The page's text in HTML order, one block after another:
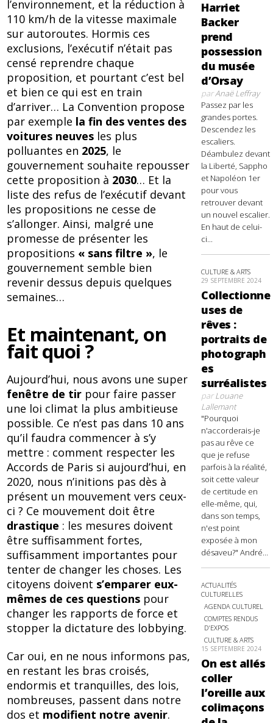
l’environnement, et la réduction à
110 km/h de la vitesse maximale
sur autoroutes. Hormis ces
exclusions, l’exécutif n’était pas
censé reprendre chaque
proposition, et pourtant c’est bel
et bien ce qui est en train
d’arriver… La Convention propose
par exemple la fin des ventes des
voitures neuves les plus
polluantes en 2025, le
gouvernement souhaite repousser
cette proposition à 2030… Et la
liste des refus de l’exécutif devant
les propositions ne cesse de
s’allonger. Ainsi, malgré une
promesse de présenter les
propositions « sans filtre », le
gouvernement semble bien
revenir dessus depuis quelques
semaines…
Et maintenant, on
fait quoi ?
Aujourd’hui, nous avons une super
fenêtre de tir pour faire passer
une loi climat la plus ambitieuse
possible. Ce n’est pas dans 10 ans
qu’il faudra commencer à s’y
mettre : comment respecter les
Accords de Paris si aujourd’hui, en
2020, nous n’initions pas dès à
présent un mouvement vers ceux-
ci ? Ce mouvement doit être
drastique : les mesures doivent
être suffisamment fortes,
suffisamment importantes pour
tenter de changer les choses. Les
citoyens doivent s’emparer eux-
mêmes de ces questions pour
changer les rapports de force et
stopper la dictature des lobbying.
Car oui, en ne nous informons pas,
en restant les bras croisés,
endormis et tranquilles, des lois,
nombreuses, passent dans notre
dos et modifient notre avenir.
Harriet
Backer
prend
possession
du musée
d’Orsay
parAnaë Leffray
Passez par les
grandes portes.
Descendez les
escaliers.
Déambulez devant
la Liberté, Sappho
et Napoléon 1er
pour vous
retrouver devant
un nouvel escalier.
En haut de celui-
ci...
CULTURE & ARTS
29 SEPTEMBRE 2024
Collectionne
uses de
rêves :
portraits de
photograph
es
surréalistes
parLouane
Lallemant
"Pourquoi
n'accorderais-je
pas au rêve ce
que je refuse
parfois à la réalité,
soit cette valeur
de certitude en
elle-même, qui,
dans son temps,
n'est point
exposée à mon
désaveu?" André...
ACTUALITÉS
CULTURELLES
AGENDA CULTUREL
COMPTES RENDUS
D'EXPOS
CULTURE & ARTS
15 SEPTEMBRE 2024
On est allés
coller
l’oreille aux
colimaçons